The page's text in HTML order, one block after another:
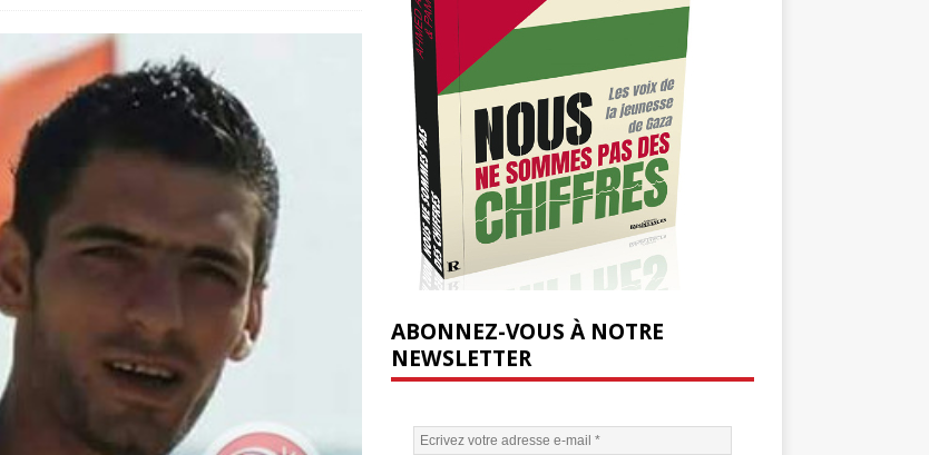
ABONNEZ-VOUS À NOTRE
NEWSLETTER